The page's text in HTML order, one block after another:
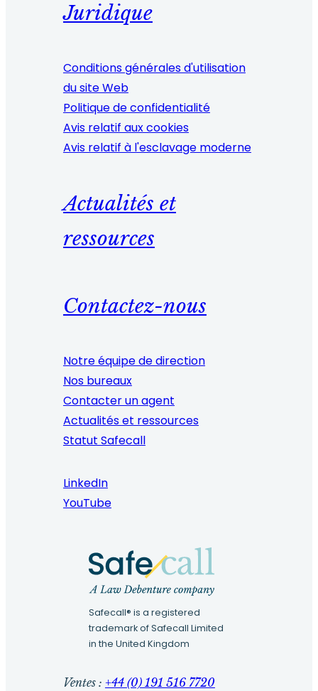
Juridique
Conditions générales d'utilisation
du site Web
Politique de confidentialité
Avis relatif aux cookies
Avis relatif à l'esclavage moderne
Actualités et
ressources
Contactez-nous
Notre équipe de direction
Nos bureaux
Contacter un agent
Actualités et ressources
Statut Safecall
LinkedIn
YouTube
Safecall® is a registered
trademark of Safecall Limited
in the United Kingdom
Ventes : +44 (0) 191 516 7720